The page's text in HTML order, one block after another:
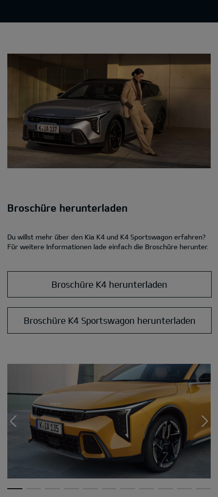
Broschüre herunterladen
Du willst mehr über den Kia K4 und K4 Sportswagon erfahren?
Für weitere Informationen lade einfach die Broschüre herunter.
Broschüre K4 herunterladen
Broschüre K4 Sportswagon herunterladen